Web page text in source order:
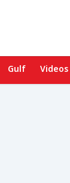
Gulf Videos